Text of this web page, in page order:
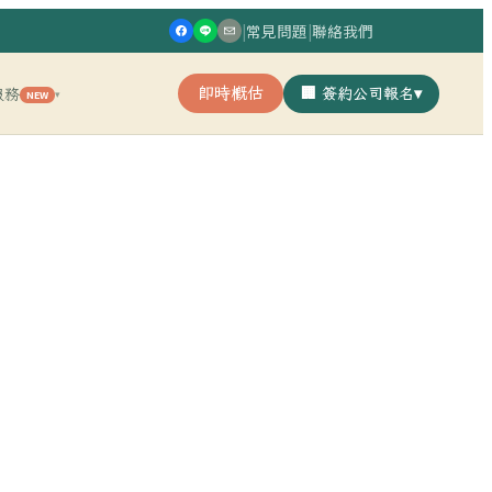
|常見問題|聯絡我們
務 NEW ▾ 即時概估 🏢 簽約公司報名▾